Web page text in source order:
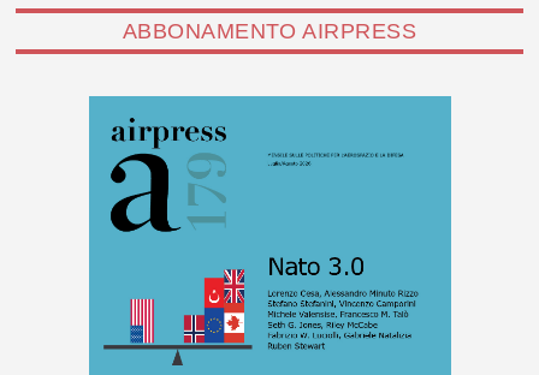
ABBONAMENTO AIRPRESS